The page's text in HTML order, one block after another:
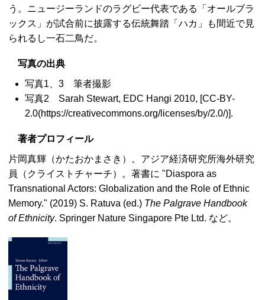
う。ニュージーランドのラグビー代表である「オールブラ
ックス」が試合前に披露する伝統舞踏「ハカ」も間近で見
られるし一石二鳥だ。
写真の出典
写真1、3 筆者撮影
写真2 Sarah Stewart, EDC Hangi 2010, [CC-BY-
2.0(https://creativecommons.org/licenses/by/2.0/)].
著者プロフィール
片岡真輝（かたおかまさき）。アジア経済研究所海外研究
員（クライストチャーチ）。著書に "Diaspora as
Transnational Actors: Globalization and the Role of Ethnic
Memory." (2019) S. Ratuva (ed.) The Palgrave Handbook
of Ethnicity. Springer Nature Singapore Pte Ltd. など。